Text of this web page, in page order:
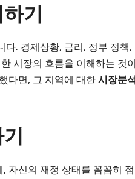
기
. 경제상황, 금리, 정부 정책
시장의 흐름을 이해하는 것
다면, 그 지역에 대한 시장분석
자신의 재정 상태를 꼼꼼히